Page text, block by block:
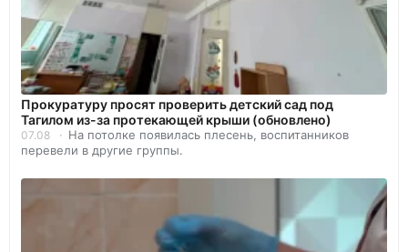
Прокуратуру просят проверить детский сад под
Тагилом из-за протекающей крыши (обновлено)
07.08
На потолке появилась плесень, воспитанников
перевели в другие группы.